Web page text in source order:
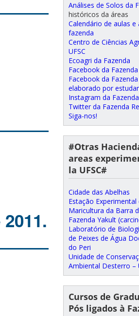
Análises de Solos da
históricos da áreas
Calendário de aulas e
fazenda
Centro de Ciências
UFSC
Ecoagri da Fazenda
Facebook da
Facebook da
elaborado por
Instagram da Fazenda
Twitter da Fazenda
Siga-nos!
#Otras
areas
la UFSC#
Cidade das Abelhas
Estação Experimental
Maricultura da Barra
Fazenda Yakult
Laboratório de
de Peixes de Água
do Peri
Unidade de
Ambiental Desterro –
Cursos de
Pós ligados à